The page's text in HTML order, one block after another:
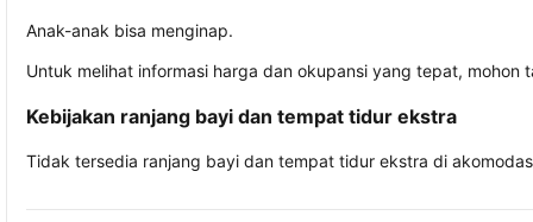
Anak-anak bisa menginap.
Untuk melihat informasi harga dan okupansi yang tepat,
Kebijakan ranjang bayi dan tempat tidur ekstra
Tidak tersedia ranjang bayi dan tempat tidur ekstra di